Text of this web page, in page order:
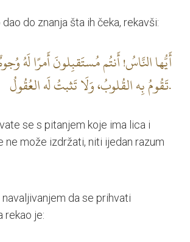
do znanja šta ih čeka, rekavši:
أَيُّها النَّاسُ! أَنتُم مُستَقبِلونَ أَمرًا لَهُ
تَقُومُ بِه القُلوبُ، وَلَا تَثبتُ لَه العُقُولُ.
se s pitanjem koje ima lica i
ne može izdržati, niti ijedan razum
da se prihvati
rekao je: